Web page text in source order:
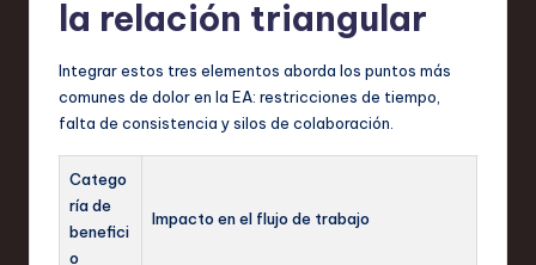
la relación triangular
Integrar estos tres elementos aborda los puntos más
comunes de dolor en la EA: restricciones de tiempo,
falta de consistencia y silos de colaboración.
Catego
ría de
benefici
o
Impacto en el flujo de trabajo